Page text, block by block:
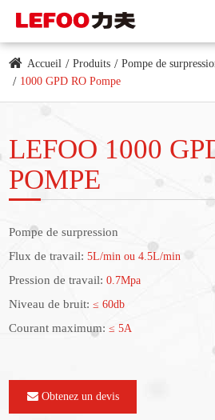
Accueil Produits
Pompe de
1000 GPD RO Pompe
LEFOO 1000
POMPE
Pompe de surpression
Flux de travail:5L/min ou 4.5L/min
Pression de travail:0.7Mpa
Niveau de bruit:≤ 60db
Courant maximum:≤ 5A
Obtenez un devis